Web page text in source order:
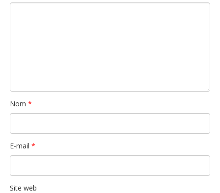
Nom *
E-mail *
Site web